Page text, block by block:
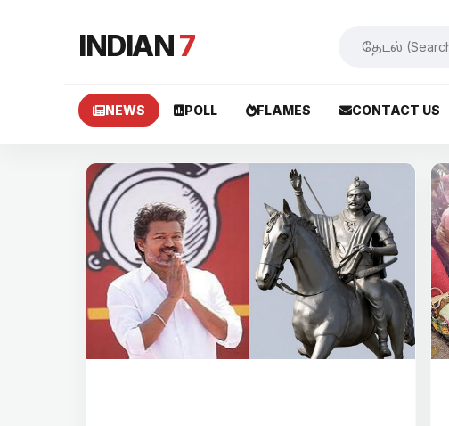
INDIAN7
NEWS POLL FLAMES CONTACT US